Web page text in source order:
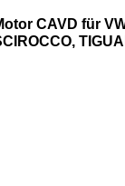
CAVD für